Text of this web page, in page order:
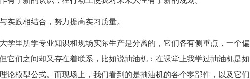
实践相结合，努力提高实习质量。
学里所学专业知识和现场实际生产是分离的，它们各有侧重点，一个偏
它们之间却又存在着联系，比如说抽油机：在课堂上我学过抽油机是如
论模型公式。而现场上，我们看到的是抽油机的各个零部件，以及它们